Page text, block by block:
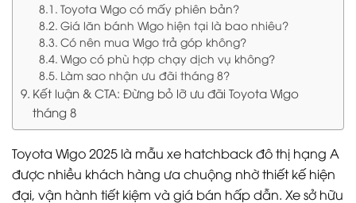
Toyota Wigo có mấy phiên bản?
Giá lăn bánh Wigo hiện tại là bao nhiêu?
Có nên mua Wigo trả góp không?
Wigo có phù hợp chạy dịch vụ không?
Làm sao nhận ưu đãi tháng 8?
Kết luận & CTA: Đừng bỏ lỡ ưu đãi Toyota Wigo
tháng 8
Toyota Wigo 2025 là mẫu xe hatchback đô thị hạng A
được nhiều khách hàng ưa chuộng nhờ thiết kế hiện
đại, vận hành tiết kiệm và giá bán hấp dẫn. Xe sở hữu